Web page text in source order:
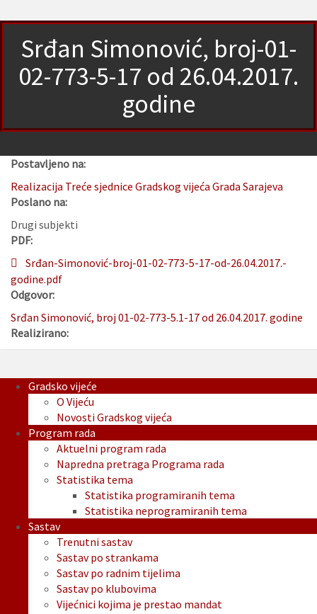
Srđan Simonović, broj-01-
02-773-5-17 od 26.04.2017.
godine
Postavljeno na:
Realizacija Treće sjednice Gradskog vijeća Grada Sarajeva
Poslano na:
Drugi subjekti
PDF:
Srđan-Simonović-broj-01-02-773-5-17-od-26.04.2017.-
godine.pdf
Odgovor:
Srđan Simonović, broj 01-02-773-5.1-17 od 26.04.2017. godine
Realizirano:
Gradsko vijeće
O Vijeću
Novosti Gradskog vijeća
Program rada
Aktuelni program rada
Napredna pretraga Programa rada
Statistika tema
Statistika programiranih tema
Statistika neprogramiranih tema
Sastav
Trenutni sastav
Sastav po strankama
Sastav po radnim tijelima
Sastav po klubovima
Vijećnici kojima je prestao mandat